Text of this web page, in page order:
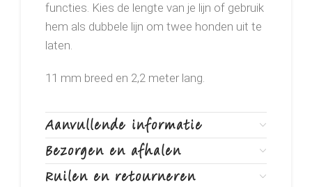
functies. Kies de lengte van je lijn of gebruik
hem als dubbele lijn om twee honden uit te
laten.
11 mm breed en 2,2 meter lang.
Aanvullende informatie
Bezorgen en afhalen
Ruilen en retourneren